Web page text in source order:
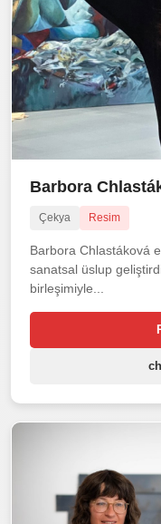
Barbora
Çekya Resim
Barbora Chlastáková
sanatsal üslup
birleşimiyle...